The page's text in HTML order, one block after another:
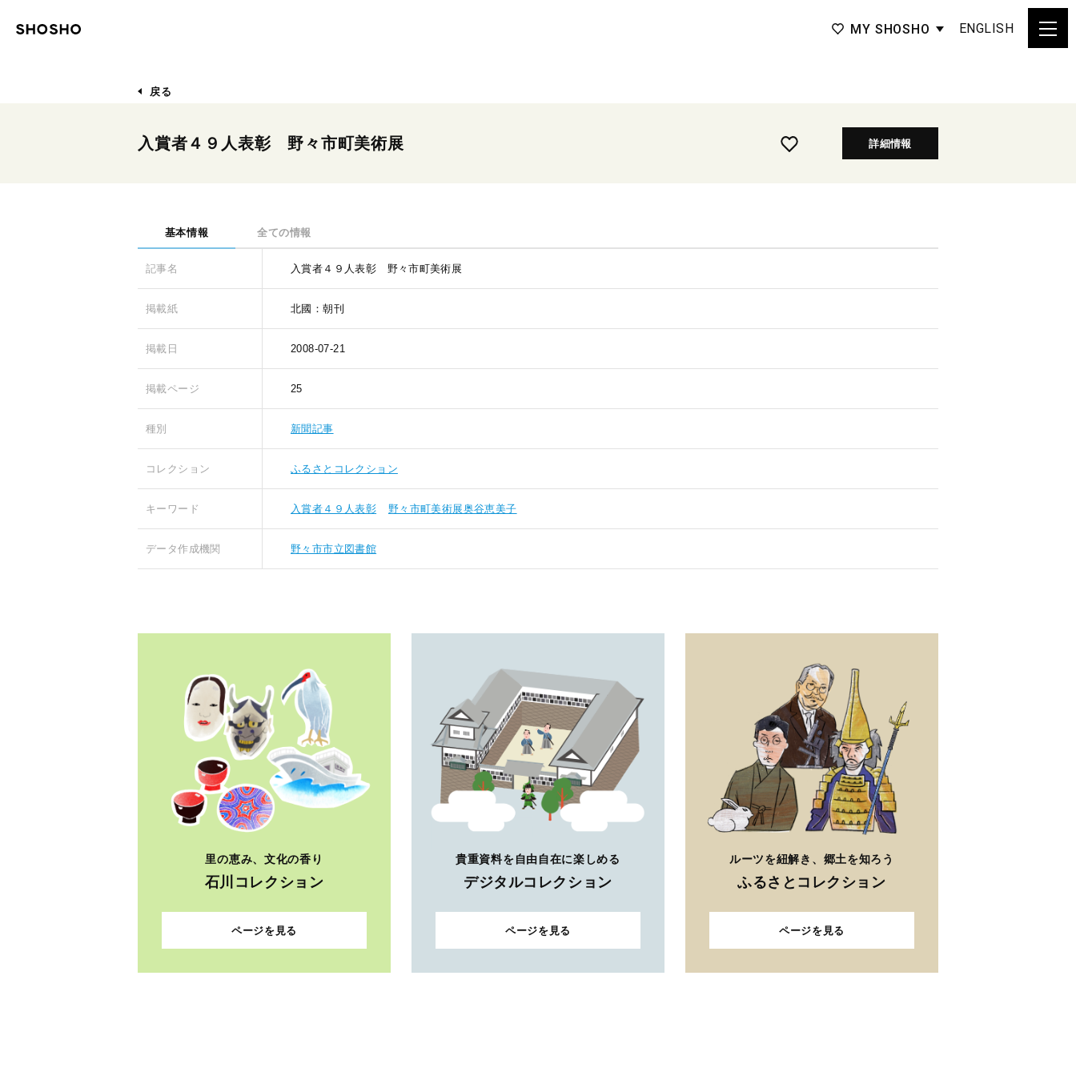
MY SHOSHO ENGLISH
戻る
入賞者４９人表彰 野々市町美術展 詳細情報
基本情報 全ての情報
記事名 入賞者４９人表彰 野々市町美術展
掲載紙 北國：朝刊
掲載日 2008-07-21
掲載ページ 25
種別 新聞記事
コレクション ふるさとコレクション
キーワード 入賞者４９人表彰 野々市町美術展奥谷恵美子
データ作成機関 野々市市立図書館
里の恵み、文化の香り
石川コレクション
ページを見る
貴重資料を自由自在に楽しめる
デジタルコレクション
ページを見る
ルーツを紐解き、郷土を知ろう
ふるさとコレクション
ページを見る